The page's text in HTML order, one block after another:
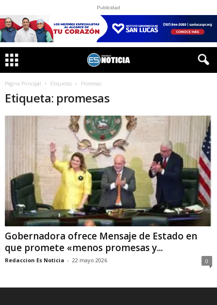
Publicidad
Página Principal Etiquetas Promesas
Etiqueta: promesas
Gobernadora ofrece Mensaje de Estado en
que promete «menos promesas y...
Redaccion Es Noticia - 22 mayo 2026 0